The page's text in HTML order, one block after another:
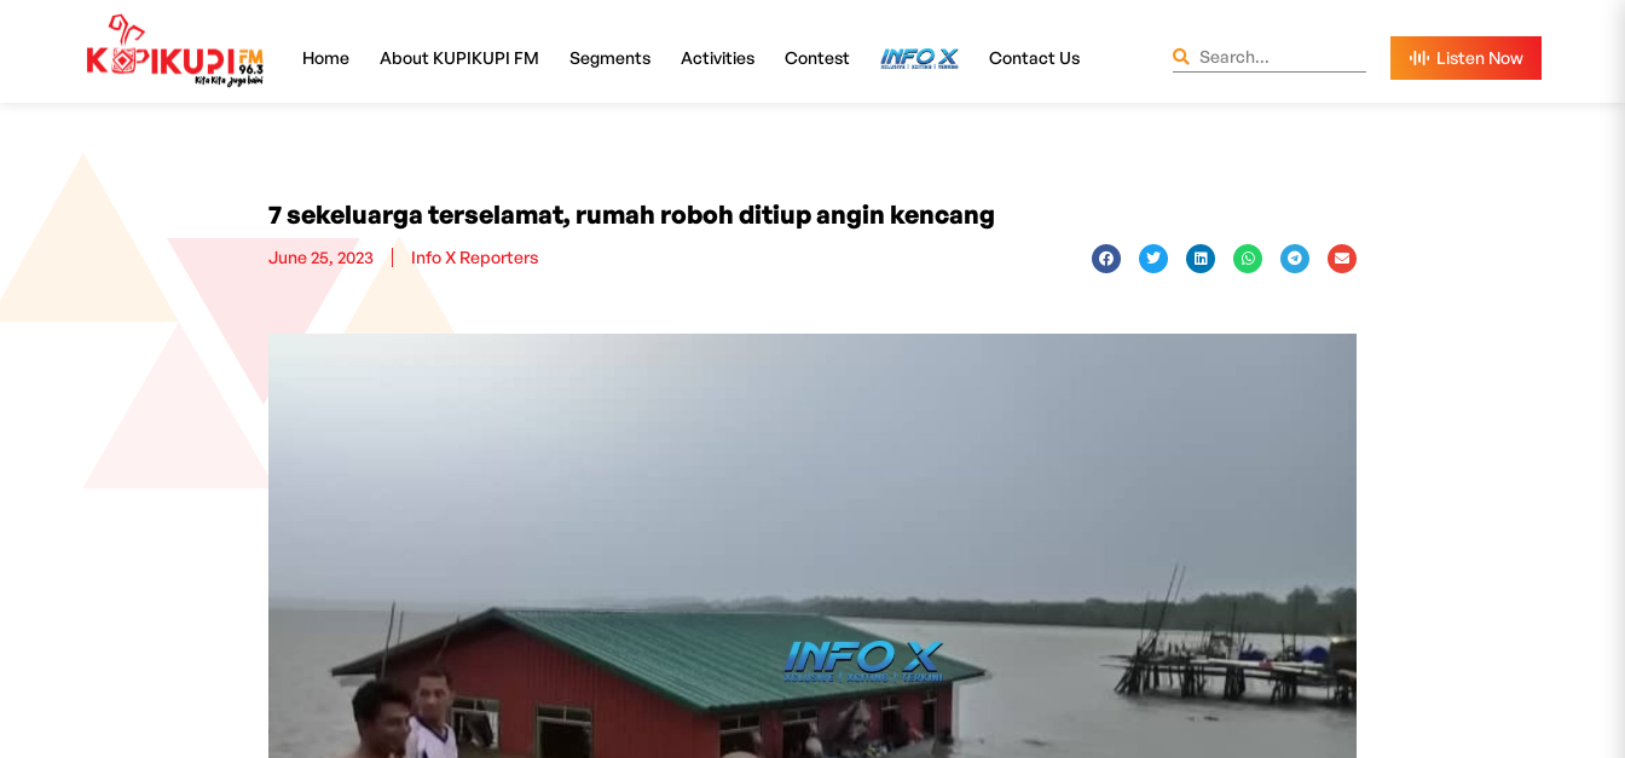
Home About KUPIKUPI FM Segments Activities Contest InfoX Contact Us
7 sekeluarga terselamat, rumah roboh ditiup angin kencang
June 25, 2023 Info X Reporters